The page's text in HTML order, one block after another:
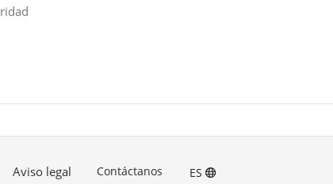
Aviso legal Contáctanos ES